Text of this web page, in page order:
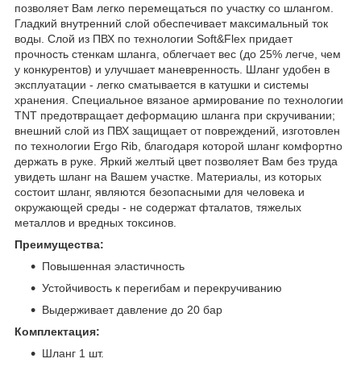
позволяет Вам легко перемещаться по участку со шлангом.
Гладкий внутренний слой обеспечивает максимальный ток
воды. Слой из ПВХ по технологии Soft&Flex придает
прочность стенкам шланга, облегчает вес (до 25% легче, чем
у конкурентов) и улучшает маневренность. Шланг удобен в
эксплуатации - легко сматывается в катушки и системы
хранения. Специальное вязаное армирование по технологии
TNT предотвращает деформацию шланга при скручивании;
внешний слой из ПВХ защищает от повреждений, изготовлен
по технологии Ergo Rib, благодаря которой шланг комфортно
держать в руке. Яркий желтый цвет позволяет Вам без труда
увидеть шланг на Вашем участке. Материалы, из которых
состоит шланг, являются безопасными для человека и
окружающей среды - не содержат фталатов, тяжелых
металлов и вредных токсинов.
Преимущества:
Повышенная эластичность
Устойчивость к перегибам и перекручиванию
Выдерживает давление до 20 бар
Комплектация:
Шланг 1 шт.